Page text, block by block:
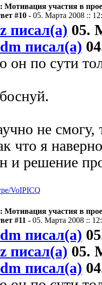
Мотивация участия в
#10 - 05. Марта 2008 ::
писал(а) 05.
писал(а)
он по сути
не смогу,
что я
и решение
VoIPICQ
Мотивация участия в
#11 - 05. Марта 2008 ::
писал(а)
писал(а) 05.
писал(а)